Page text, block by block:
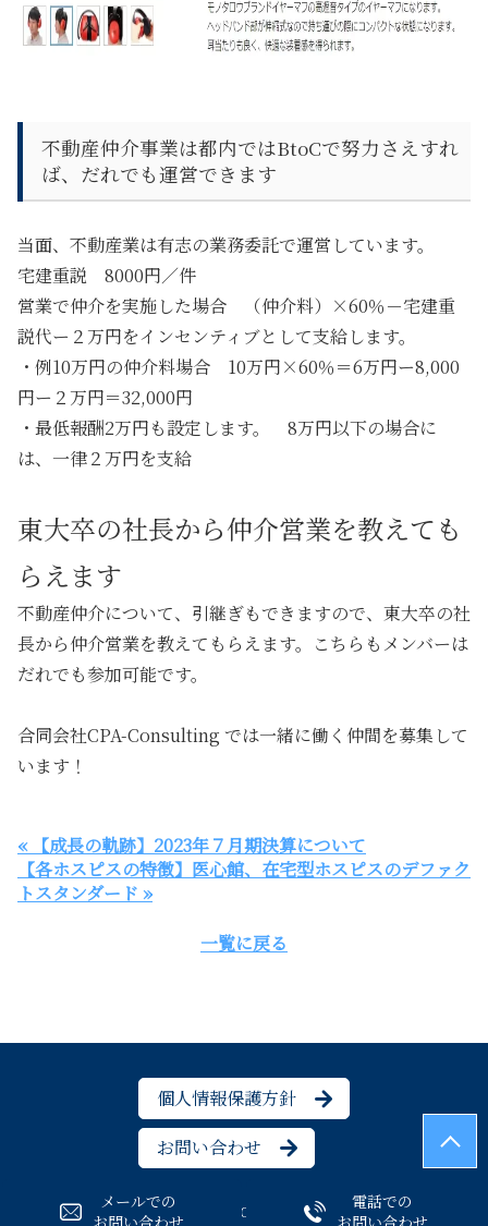
メールでの
お問い合わせ
電話での
お問い合わせ
不動産仲介事業は都内ではBtoCで努力さえすれ
ば、だれでも運営できます
当面、不動産業は有志の業務委託で運営しています。
宅建重説 8000円／件
営業で仲介を実施した場合 （仲介料）×60％－宅建重
説代ー２万円をインセンティブとして支給します。
・例10万円の仲介料場合 10万円×60％＝6万円ー8,000
円ー２万円＝32,000円
・最低報酬2万円も設定します。 8万円以下の場合に
は、一律２万円を支給
東大卒の社長から仲介営業を教えても
らえます
不動産仲介について、引継ぎもできますので、東大卒の社
長から仲介営業を教えてもらえます。こちらもメンバーは
だれでも参加可能です。
合同会社CPA-Consulting では一緒に働く仲間を募集して
います！
« 【成長の軌跡】2023年７月期決算について
【各ホスピスの特徴】医心館、在宅型ホスピスのデファク
トスタンダード »
一覧に戻る
個人情報保護方針
お問い合わせ
© CPA-Consulting